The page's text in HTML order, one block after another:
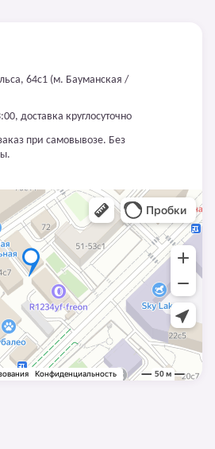
64с1 (м. Бауманская /
доставка круглосуточно
при самовывозе. Без